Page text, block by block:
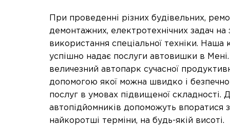
При проведенні різних будівельних,
демонтажних, електротехнічних задач на
використання спеціальної техніки. Наша
успішно надає послуги автовишки в
величезний автопарк сучасної
допомогою якої можна швидко і
послуг в умовах підвищеної складності.
автопідйомників допоможуть впоратися
найкоротші терміни, на будь-якій висоті.